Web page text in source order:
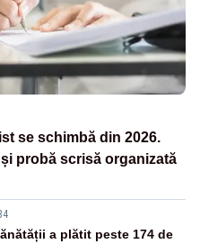
se schimbă din 2026.
probă scrisă organizată
a plătit peste 174 de